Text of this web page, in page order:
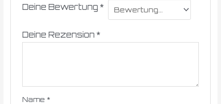
Deine Bewertung *
Deine Rezension *
Name *